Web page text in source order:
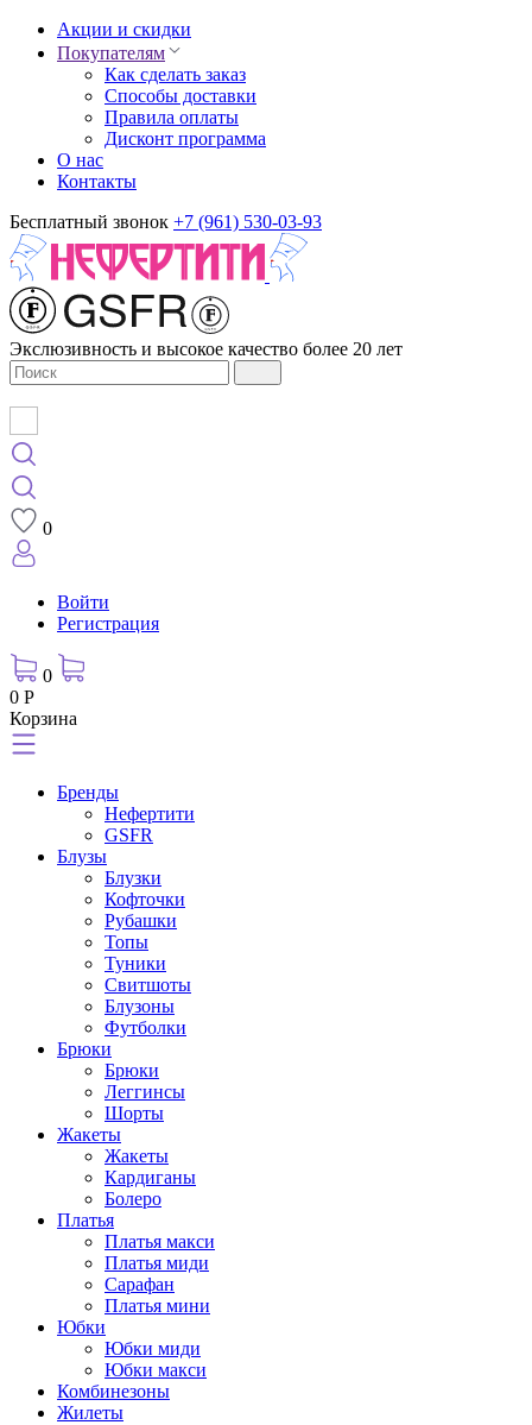
Акции и скидки
Покупателям
Как сделать заказ
Способы доставки
Правила оплаты
Дисконт программа
О нас
Контакты
Бесплатный звонок +7 (961) 530-03-93
Экслюзивность и высокое качество более 20 лет
0
Войти
Регистрация
0
0 Р
Корзина
Бренды
Нефертити
GSFR
Блузы
Блузки
Кофточки
Рубашки
Топы
Туники
Свитшоты
Блузоны
Футболки
Брюки
Брюки
Леггинсы
Шорты
Жакеты
Жакеты
Кардиганы
Болеро
Платья
Платья макси
Платья миди
Сарафан
Платья мини
Юбки
Юбки миди
Юбки макси
Комбинезоны
Жилеты